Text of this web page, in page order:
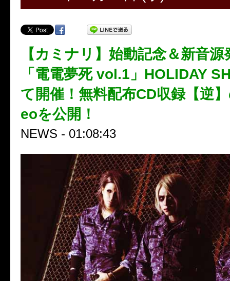
【カミナリ】始動記念＆新音源
「電電夢死 vol.1」HOLIDAY
て開催！無料配布CD収録【逆
eoを公開！
NEWS - 01:08:43